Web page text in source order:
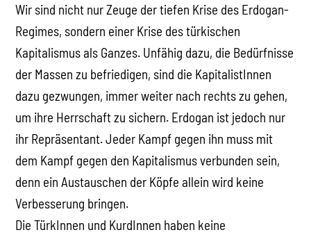
Wir sind nicht nur Zeuge der tiefen Krise des Erdogan-
Regimes, sondern einer Krise des türkischen
Kapitalismus als Ganzes. Unfähig dazu, die Bedürfnisse
der Massen zu befriedigen, sind die KapitalistInnen
dazu gezwungen, immer weiter nach rechts zu gehen,
um ihre Herrschaft zu sichern. Erdogan ist jedoch nur
ihr Repräsentant. Jeder Kampf gegen ihn muss mit
dem Kampf gegen den Kapitalismus verbunden sein,
denn ein Austauschen der Köpfe allein wird keine
Verbesserung bringen.
Die TürkInnen und KurdInnen haben keine